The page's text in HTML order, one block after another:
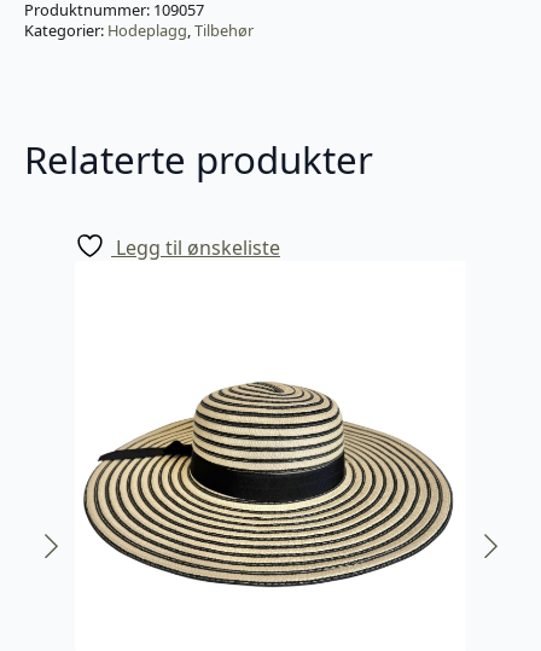
Produktnummer: 109057
Kategorier: Hodeplagg,Tilbehør
Relaterte produkter
Legg til ønskeliste